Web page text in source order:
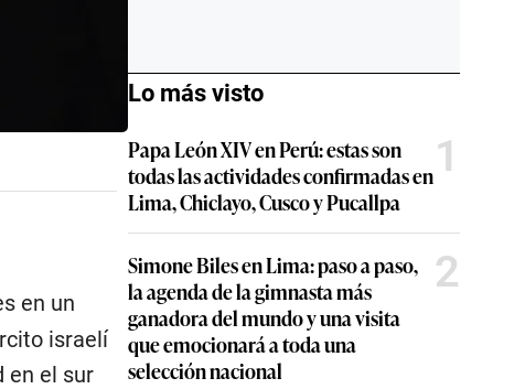
en un
israelí
en el sur
Lo más visto
Papa León XIV en Perú: estas son
todas las actividades confirmadas en
Lima, Chiclayo, Cusco y Pucallpa
1
Simone Biles en Lima: paso a paso,
la agenda de la gimnasta más
ganadora del mundo y una visita
que emocionará a toda una
selección nacional
2